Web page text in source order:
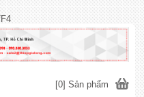
[0] Sản phẩm